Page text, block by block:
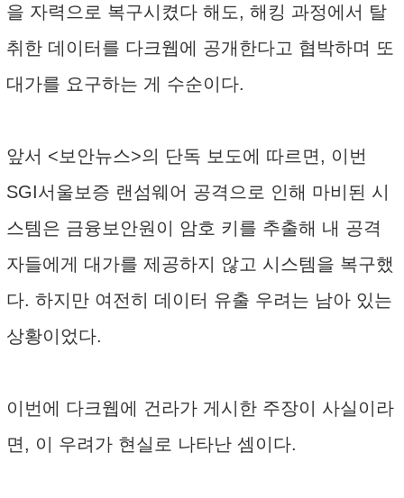
을 자력으로 복구시켰다 해도, 해킹 과정에서 탈
취한 데이터를 다크웹에 공개한다고 협박하며 또
대가를 요구하는 게 수순이다.
앞서 <보안뉴스>의 단독 보도에 따르면, 이번
SGI서울보증 랜섬웨어 공격으로 인해 마비된 시
스템은 금융보안원이 암호 키를 추출해 내 공격
자들에게 대가를 제공하지 않고 시스템을 복구했
다. 하지만 여전히 데이터 유출 우려는 남아 있는
상황이었다.
이번에 다크웹에 건라가 게시한 주장이 사실이라
면, 이 우려가 현실로 나타난 셈이다.